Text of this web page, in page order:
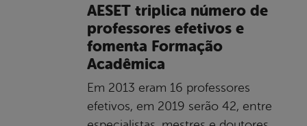
AESET triplica número de
professores efetivos e
fomenta Formação
Acadêmica
Em 2013 eram 16 professores
efetivos, em 2019 serão 42, entre